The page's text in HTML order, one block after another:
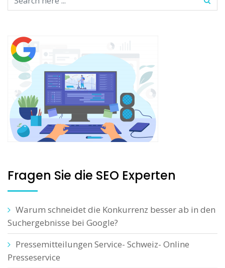
Fragen Sie die SEO Experten
Warum schneidet die Konkurrenz besser ab in den
Suchergebnisse bei Google?
Pressemitteilungen Service- Schweiz- Online
Presseservice